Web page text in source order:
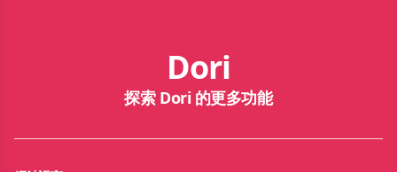
Dori
探索 Dori 的更多功能